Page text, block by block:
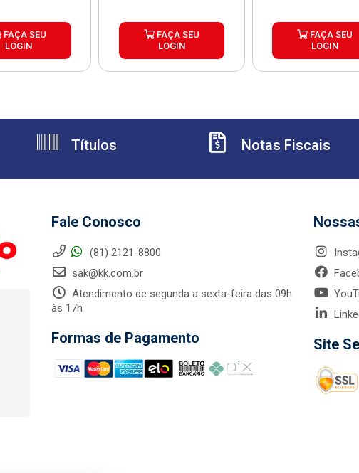
FAÇA SEU
LOGIN
FAÇA SEU
LOGIN
FAÇA SEU
LOGIN
Títulos Notas Fiscais
Fale Conosco
(81) 2121-8800
sak@kk.com.br
Atendimento de segunda a sexta-feira das 09h
às 17h
Formas de Pagamento Site